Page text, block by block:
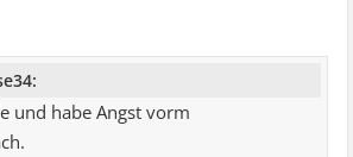
und habe Angst vorm